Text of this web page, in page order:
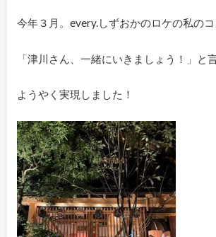
今年３月。every.しずおかのロケの私のコ
「津川さん、一緒にいきましょう！」と
ようやく実現しました！